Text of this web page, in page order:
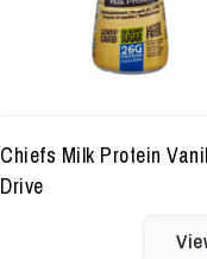
Chiefs Milk Protein
Drive